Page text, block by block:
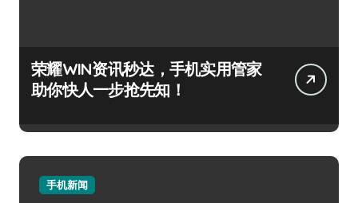
荣耀WIN资讯秒达，手机实用管家
助你快人一步抢先知！
手机新闻